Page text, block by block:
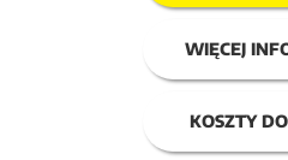
WIĘCEJ
KOSZTY